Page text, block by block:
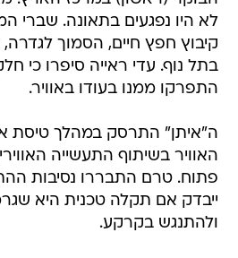
לא היו נפגעים בתאונה. שברי
קיבוץ חפץ חיים, הסמוך לגדרה,
בתל נוף. עדי ראייה סיפרו כי
התפרקו ממנו בעודו באוויר.
ה"איתן" התרסק במהלך טיסת
האוויר בשיתוף התעשייה
פתוח. טרם התבררו נסיבות
ייבדק אם תקלה טכנית היא
ולהתנגש בקרקע.